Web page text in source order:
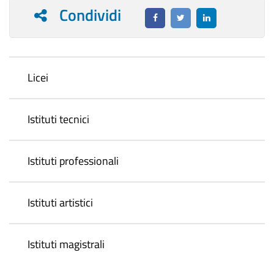
Condividi
Licei
Istituti tecnici
Istituti professionali
Istituti artistici
Istituti magistrali